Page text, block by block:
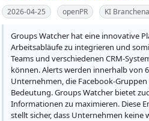
2026-04-25 openPR KI
Groups Watcher hat eine innovative
Arbeitsabläufe zu integrieren und
Teams und verschiedenen CRM-
können. Alerts werden innerhalb von
Unternehmen, die Facebook-
Bedeutung. Groups Watcher bietet
Informationen zu maximieren. Diese
stellt sicher, dass Unternehmen keine